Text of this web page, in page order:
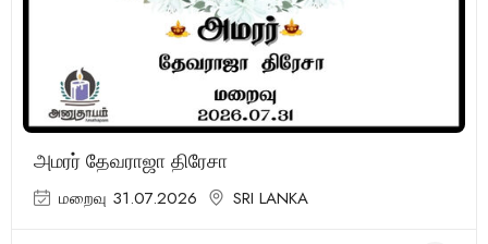
அமரர் தேவராஜா திரேசா
மறைவு 31.07.2026 SRI LANKA